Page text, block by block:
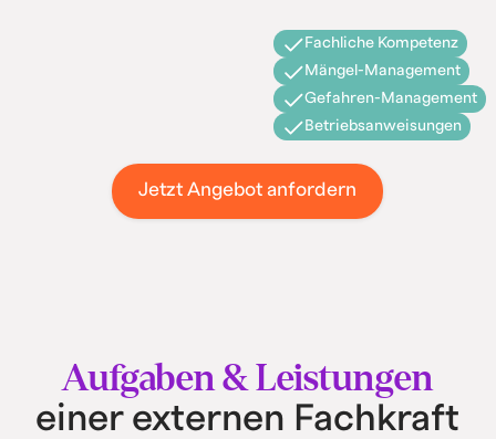
Fachliche Kompetenz
Mängel-Management
Gefahren-Management
Betriebsanweisungen
Jetzt Angebot anfordern
Aufgaben & Leistungen
einer externen Fachkraft